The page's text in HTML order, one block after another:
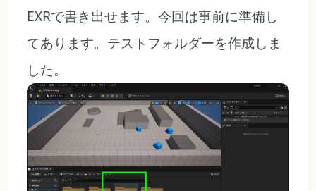
EXRで書き出せます。今回は事前に準備し
てあります。テストフォルダーを作成しま
した。